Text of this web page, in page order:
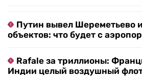
Путин вывел Шереметьево
объектов: что будет с
Rafale за триллионы:
Индии целый воздушный